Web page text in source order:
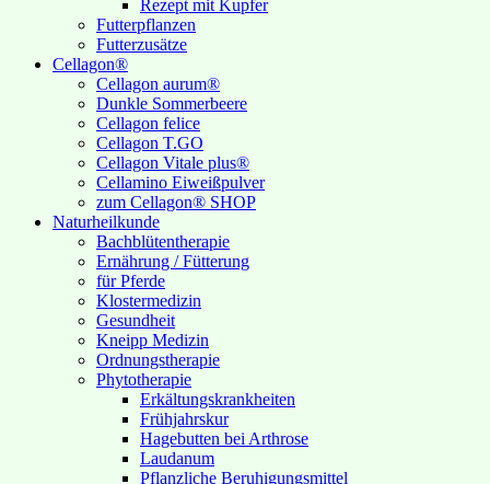
Rezept mit Kupfer
Futterpflanzen
Futterzusätze
Cellagon®
Cellagon aurum®
Dunkle Sommerbeere
Cellagon felice
Cellagon T.GO
Cellagon Vitale plus®
Cellamino Eiweißpulver
zum Cellagon® SHOP
Naturheilkunde
Bachblütentherapie
Ernährung / Fütterung
für Pferde
Klostermedizin
Gesundheit
Kneipp Medizin
Ordnungstherapie
Phytotherapie
Erkältungskrankheiten
Frühjahrskur
Hagebutten bei Arthrose
Laudanum
Pflanzliche Beruhigungsmittel